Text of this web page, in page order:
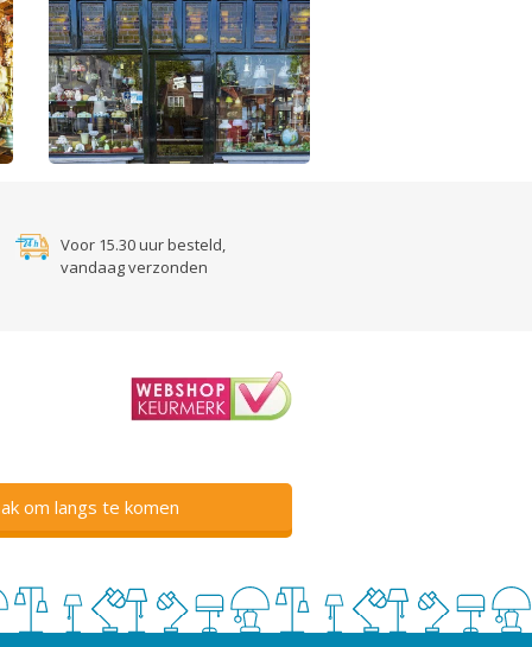
Voor 15.30 uur besteld,
vandaag verzonden
om langs te komen